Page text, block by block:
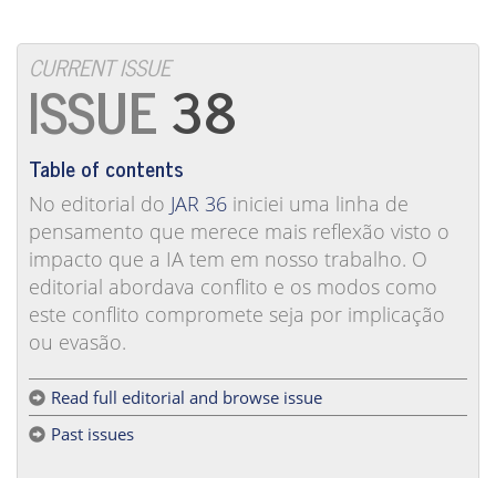
CURRENT ISSUE38
Table of contents
No editorial do JAR 36 iniciei uma linha de
pensamento que merece mais reflexão visto o
impacto que a IA tem em nosso trabalho. O
editorial abordava conflito e os modos como
este conflito compromete seja por implicação
ou evasão.
Read full editorial and browse issue
Past issues